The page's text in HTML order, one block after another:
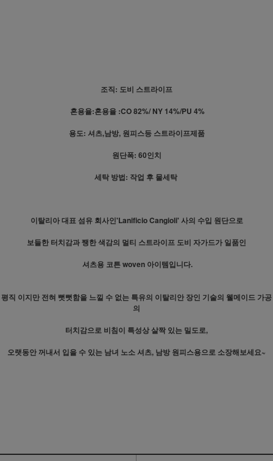
조직: 도비 스트라이프
혼용율:혼용율 :CO 82%/ NY 14%/PU 4%
용도: 셔츠,남방, 원피스등 스트라이프제품
원단폭: 60인치
세탁 방법: 작업 후 물세탁
이탈리아 대표 섬유 회사인'Lanificio Cangioli' 사의 수입 원단으로
보들한 터치감과 쨍한 색감의 멀티 스트라이프 도비 자가드가 일품인
셔츠용 코튼 woven 아이템입니다.
평직 이지만 전혀 뻣뻣함을 느낄 수 없는 특유의 이탈리안 장인 기술의 웰메이드 가공
의
터치감으로 비침이 특성상 살짝 있는 밀도로,
오랫동안 꺼내서 입을 수 있는 남녀 노소 셔츠, 남방 원피스용으로 소장해보세요~